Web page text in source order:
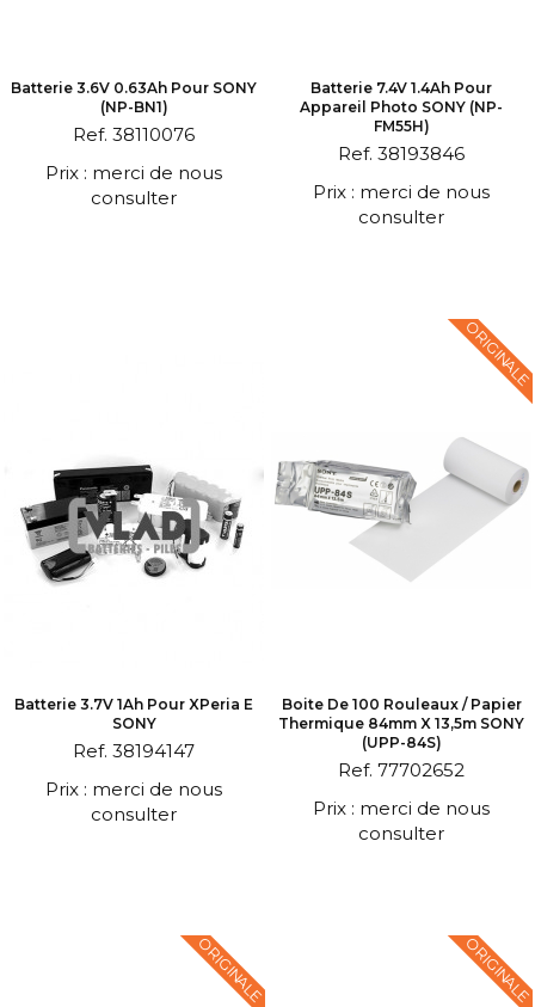
Batterie 3.6V 0.63Ah Pour SONY
(NP-BN1)
Ref. 38110076
Prix : merci de nous
consulter
Batterie 7.4V 1.4Ah Pour
Appareil Photo SONY (NP-
FM55H)
Ref. 38193846
Prix : merci de nous
consulter
Batterie 3.7V 1Ah Pour XPeria E
SONY
Ref. 38194147
Prix : merci de nous
consulter
ORIGINALE
Boite De 100 Rouleaux / Papier
Thermique 84mm X 13,5m SONY
(UPP-84S)
Ref. 77702652
Prix : merci de nous
consulter
ORIGINALE ORIGINALE